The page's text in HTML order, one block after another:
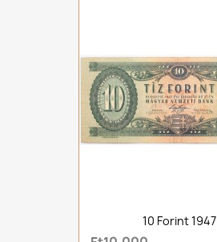
10 Forint 1947